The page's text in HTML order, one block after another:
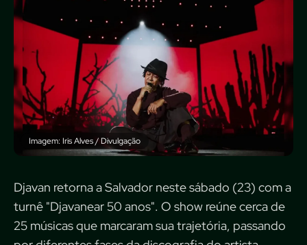
Imagem: Iris Alves / Divulgação
Djavan retorna a Salvador neste sábado (23) com a
turnê "Djavanear 50 anos". O show reúne cerca de
25 músicas que marcaram sua trajetória, passando